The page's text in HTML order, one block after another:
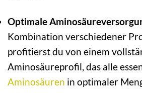
Optimale
Kombination verschiedener
profitierst du von einem
Aminosäureprofil, das alle
Aminosäuren in optimaler